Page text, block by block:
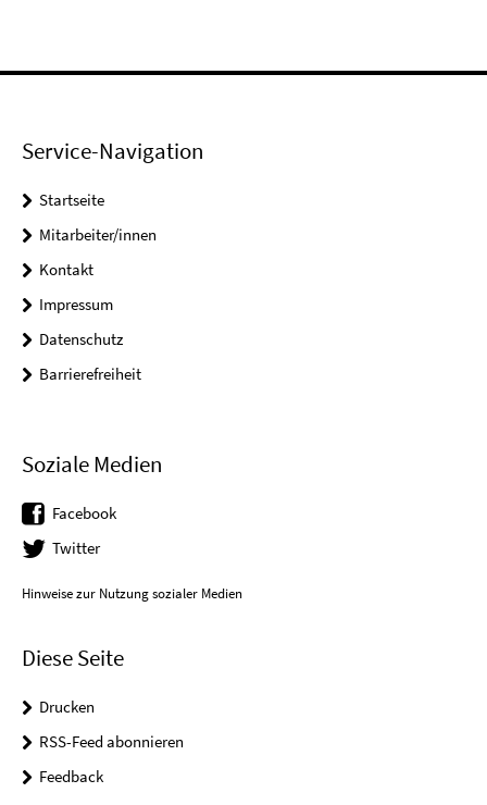
Service-Navigation
Startseite
Mitarbeiter/innen
Kontakt
Impressum
Datenschutz
Barrierefreiheit
Soziale Medien
Facebook
Twitter
Hinweise zur Nutzung sozialer Medien
Diese Seite
Drucken
RSS-Feed abonnieren
Feedback